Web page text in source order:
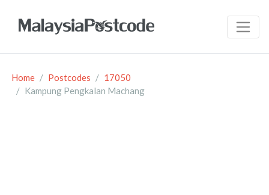
Home Postcodes
17050
Kampung Pengkalan Machang